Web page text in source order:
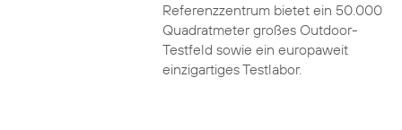
Referenzzentrum bietet ein 50.000
Quadratmeter großes Outdoor-
Testfeld sowie ein europaweit
einzigartiges Testlabor.